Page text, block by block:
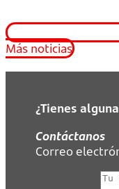
Más noticias
¿Tienes
Contáctanos
Correo